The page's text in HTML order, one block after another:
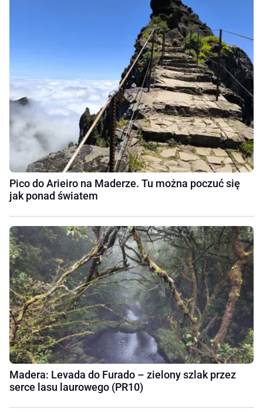
Pico do Arieiro na Maderze. Tu można poczuć się
jak ponad światem
Madera: Levada do Furado – zielony szlak przez
serce lasu laurowego (PR10)